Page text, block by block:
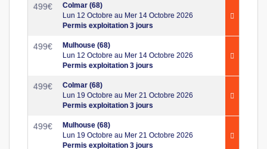
499€
Colmar (68)
Lun 12 Octobre au Mer 14 Octobre 2026
Permis exploitation 3 jours
499€
Mulhouse (68)
Lun 12 Octobre au Mer 14 Octobre 2026
Permis exploitation 3 jours
499€
Colmar (68)
Lun 19 Octobre au Mer 21 Octobre 2026
Permis exploitation 3 jours
499€
Mulhouse (68)
Lun 19 Octobre au Mer 21 Octobre 2026
Permis exploitation 3 jours